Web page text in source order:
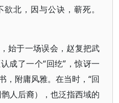
北，因与公诀，蕲死。
始于一场误会，赵复把武
成了一个“回纥”，惊讶一
，附庸风雅。在当时，“回
人后裔），也泛指西域的